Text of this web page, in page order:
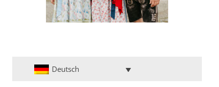
Deutsch